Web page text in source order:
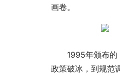
画卷。
1995年颁布的
政策破冰，到规范